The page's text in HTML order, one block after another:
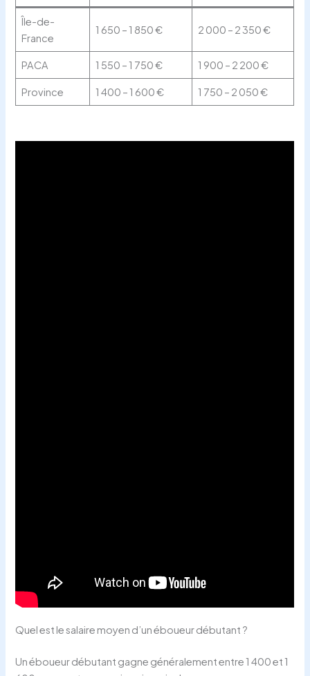
Île-de-
France
1 650 – 1 850 € 2 000 – 2 350 €
PACA 1 550 – 1 750 € 1 900 – 2 200 €
Province 1 400 – 1 600 € 1 750 – 2 050 €
Quel est le salaire moyen d’un éboueur débutant ?
Un éboueur débutant gagne généralement entre 1 400 et 1